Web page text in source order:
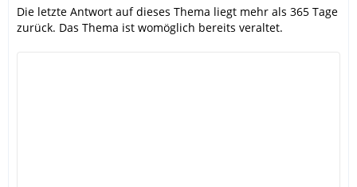
Die letzte Antwort auf dieses Thema liegt mehr als 365 Tage
zurück. Das Thema ist womöglich bereits veraltet.